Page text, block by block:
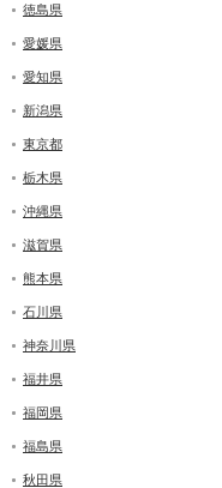
徳島県
愛媛県
愛知県
新潟県
東京都
栃木県
沖縄県
滋賀県
熊本県
石川県
神奈川県
福井県
福岡県
福島県
秋田県